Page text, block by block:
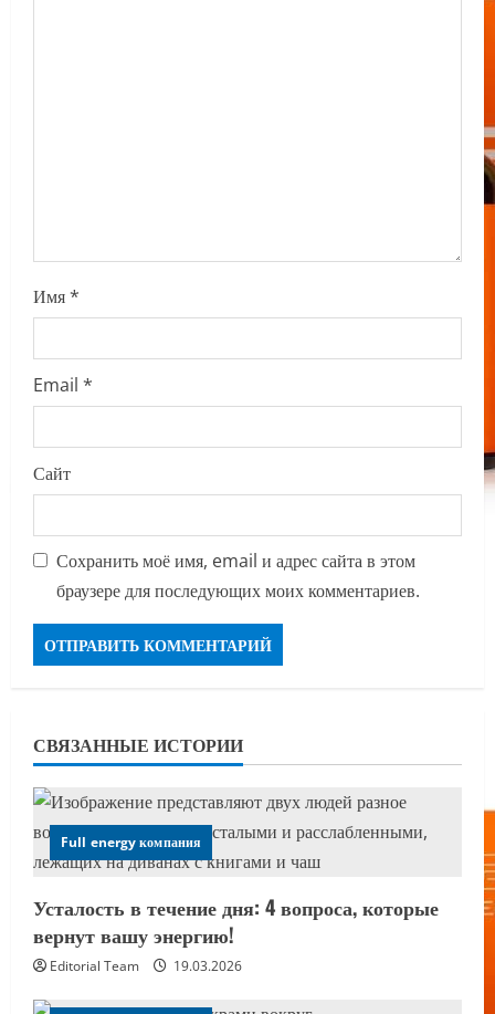
Имя*
Email *
Сайт
Сохранить моё имя, email и адрес сайта в этом
браузере для последующих моих комментариев.
СВЯЗАННЫЕ ИСТОРИИ
Full energy компания
Усталость в течение дня: 4 вопроса, которые
вернут вашу энергию!
Editorial Team 19.03.2026